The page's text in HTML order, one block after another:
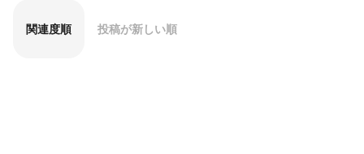
関連度順 投稿が新しい順